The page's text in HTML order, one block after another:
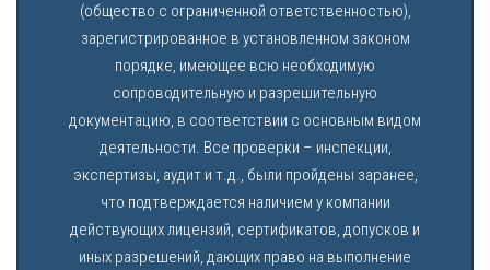
(общество с ограниченной ответственностью),
зарегистрированное в установленном законом
порядке, имеющее всю необходимую
сопроводительную и разрешительную
документацию, в соответствии с основным видом
деятельности. Все проверки – инспекции,
экспертизы, аудит и т.д., были пройдены заранее,
что подтверждается наличием у компании
действующих лицензий, сертификатов, допусков и
иных разрешений, дающих право на выполнение